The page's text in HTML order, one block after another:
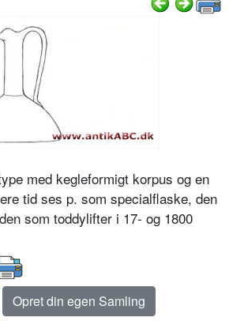
med kegleformigt korpus og en
tid ses p. som specialflaske, den
som toddylifter i 17- og 1800
Opret din egen Samling